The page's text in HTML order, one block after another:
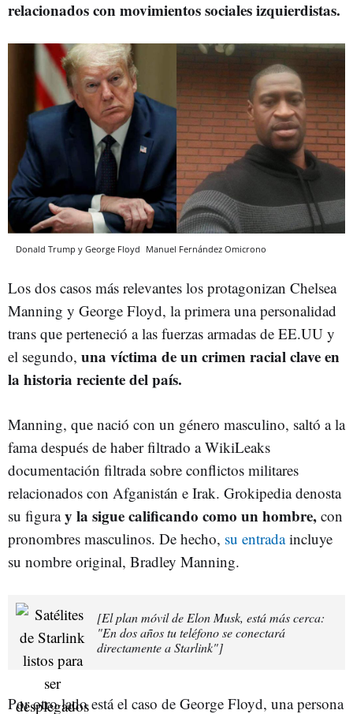
relacionados con movimientos sociales izquierdistas.
Donald Trump y George Floyd Manuel Fernández Omicrono
Los dos casos más relevantes los protagonizan Chelsea
Manning y George Floyd, la primera una personalidad
trans que perteneció a las fuerzas armadas de EE.UU y
el segundo, una víctima de un crimen racial clave en
la historia reciente del país.
Manning, que nació con un género masculino, saltó a la
fama después de haber filtrado a WikiLeaks
documentación filtrada sobre conflictos militares
relacionados con Afganistán e Irak. Grokipedia denosta
su figuray la sigue calificando como un hombre, con
pronombres masculinos. De hecho, su entradaincluye
su nombre original, Bradley Manning.
[El plan móvil de Elon Musk, está más cerca:
"En dos años tu teléfono se conectará
directamente a Starlink"]
Por otro lado está el caso de George Floyd, una persona